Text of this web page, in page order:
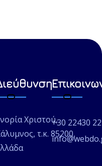
Χριστού,
τ.κ. 85200,
+30 22430